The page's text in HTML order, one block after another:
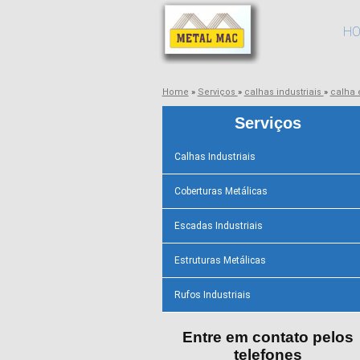
Home » Serviços » calhas industriais » calha
Serviços
Calhas Industriais
Coberturas Metálicas
Escadas Industriais
Estruturas Metálicas
Rufos Industriais
Entre em contato pelos
telefones